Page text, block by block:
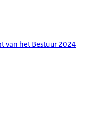
van het Bestuur 2024